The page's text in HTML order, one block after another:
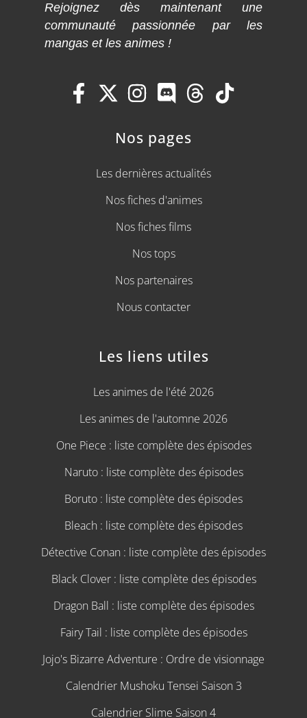
Rejoignez dès maintenant une
communauté passionnée par les
mangas et les animes !
Nos pages
Les dernières actualités
Nos fiches d'animes
Nos fiches films
Nos tops
Nos partenaires
Nous contacter
Les liens utiles
Les animes de l'été 2026
Les animes de l'automne 2026
One Piece : liste complète des épisodes
Naruto : liste complète des épisodes
Boruto : liste complète des épisodes
Bleach : liste complète des épisodes
Détective Conan : liste complète des épisodes
Black Clover : liste complète des épisodes
Dragon Ball : liste complète des épisodes
Fairy Tail : liste complète des épisodes
Jojo's Bizarre Adventure : Ordre de visionnage
Calendrier Mushoku Tensei Saison 3
Calendrier Slime Saison 4